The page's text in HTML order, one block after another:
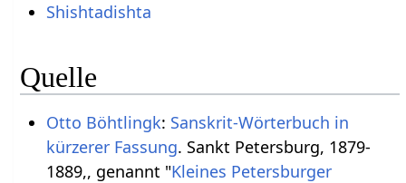
Shishtadishta
Quelle
Otto Böhtlingk: Sanskrit-Wörterbuch in
kürzerer Fassung. Sankt Petersburg, 1879-
1889,, genannt "Kleines Petersburger